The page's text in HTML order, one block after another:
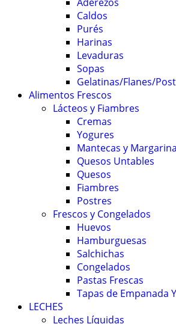
Caldos
Purés
Harinas
Levaduras
Sopas
Gelatinas/Flanes/
Alimentos Frescos
Lácteos y Fiambres
Cremas
Yogures
Mantecas y
Quesos Untables
Quesos
Fiambres
Postres
Frescos y Congelados
Huevos
Hamburguesas
Salchichas
Congelados
Pastas Frescas
Tapas de Empanada
LECHES
Leches Líquidas